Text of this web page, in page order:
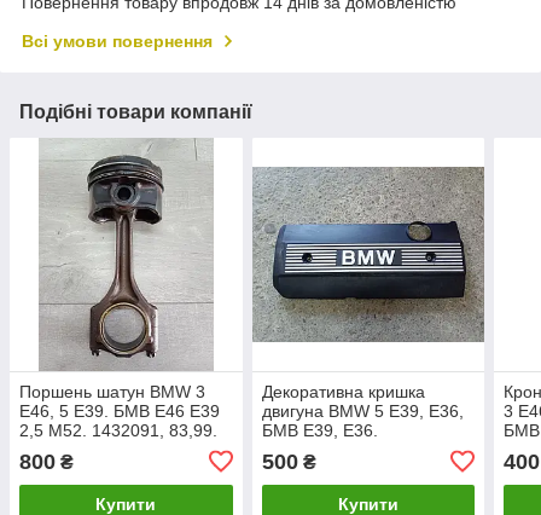
Всі умови повернення
Подібні товари компанії
Поршень шатун BMW 3
E46, 5 E39. БМВ Е46 Е39
2,5 M52. 1432091, 83,99.
800 ₴
Купити
Декоративна кришка
двигуна BMW 5 E39, E36,
БМВ Е39, Е36.
500₴
Купити
3
БМВ
400